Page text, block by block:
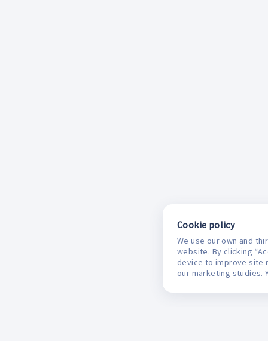
Cookie policy
We use our own and
website. By clicking
device to improve site
our marketing studies.